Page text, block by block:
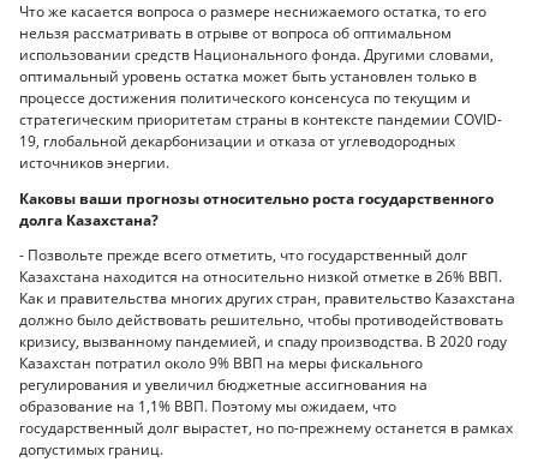
Что же касается вопроса о размере неснижаемого остатка, то его
нельзя рассматривать в отрыве от вопроса об оптимальном
использовании средств Национального фонда. Другими словами,
оптимальный уровень остатка может быть установлен только в
процессе достижения политического консенсуса по текущим и
стратегическим приоритетам страны в контексте пандемии COVID-
19, глобальной декарбонизации и отказа от углеводородных
источников энергии.
Каковы ваши прогнозы относительно роста государственного
долга Казахстана?
- Позвольте прежде всего отметить, что государственный долг
Казахстана находится на относительно низкой отметке в 26% ВВП.
Как и правительства многих других стран, правительство Казахстана
должно было действовать решительно, чтобы противодействовать
кризису, вызванному пандемией, и спаду производства. В 2020 году
Казахстан потратил около 9% ВВП на меры фискального
регулирования и увеличил бюджетные ассигнования на
образование на 1,1% ВВП. Поэтому мы ожидаем, что
государственный долг вырастет, но по-прежнему останется в рамках
допустимых границ.